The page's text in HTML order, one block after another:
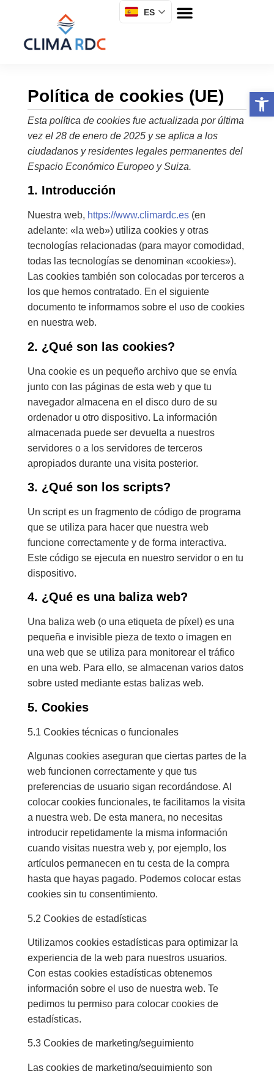
Abrir
ES
Política de cookies (UE)
Esta política de cookies fue actualizada por última
vez el 28 de enero de 2025 y se aplica a los
ciudadanos y residentes legales permanentes del
Espacio Económico Europeo y Suiza.
1. Introducción
Nuestra web, https://www.climardc.es(en
adelante: «la web») utiliza cookies y otras
tecnologías relacionadas (para mayor comodidad,
todas las tecnologías se denominan «cookies»).
Las cookies también son colocadas por terceros a
los que hemos contratado. En el siguiente
documento te informamos sobre el uso de cookies
en nuestra web.
2. ¿Qué son las cookies?
Una cookie es un pequeño archivo que se envía
junto con las páginas de esta web y que tu
navegador almacena en el disco duro de su
ordenador u otro dispositivo. La información
almacenada puede ser devuelta a nuestros
servidores o a los servidores de terceros
apropiados durante una visita posterior.
3. ¿Qué son los scripts?
Un script es un fragmento de código de programa
que se utiliza para hacer que nuestra web
funcione correctamente y de forma interactiva.
Este código se ejecuta en nuestro servidor o en tu
dispositivo.
4. ¿Qué es una baliza web?
Una baliza web (o una etiqueta de píxel) es una
pequeña e invisible pieza de texto o imagen en
una web que se utiliza para monitorear el tráfico
en una web. Para ello, se almacenan varios datos
sobre usted mediante estas balizas web.
5. Cookies
5.1 Cookies técnicas o funcionales
Algunas cookies aseguran que ciertas partes de la
web funcionen correctamente y que tus
preferencias de usuario sigan recordándose. Al
colocar cookies funcionales, te facilitamos la visita
a nuestra web. De esta manera, no necesitas
introducir repetidamente la misma información
cuando visitas nuestra web y, por ejemplo, los
artículos permanecen en tu cesta de la compra
hasta que hayas pagado. Podemos colocar estas
cookies sin tu consentimiento.
5.2 Cookies de estadísticas
Utilizamos cookies estadísticas para optimizar la
experiencia de la web para nuestros usuarios.
Con estas cookies estadísticas obtenemos
información sobre el uso de nuestra web. Te
pedimos tu permiso para colocar cookies de
estadísticas.
5.3 Cookies de marketing/seguimiento
Las cookies de marketing/seguimiento son